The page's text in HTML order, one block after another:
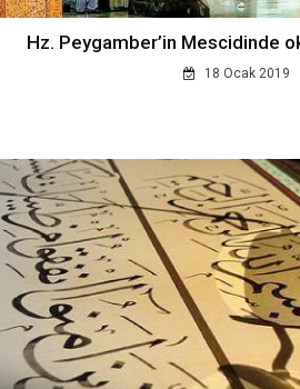
Hz. Peygamber’in Mescidinde
18 Ocak 2019